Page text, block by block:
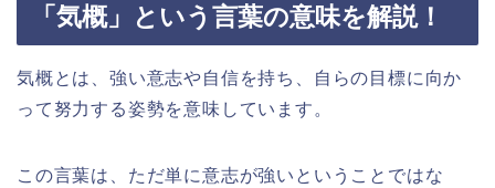
「気概」という言葉の意味を解説！
気概とは、強い意志や自信を持ち、自らの目標に向か
って努力する姿勢を意味しています。
この言葉は、ただ単に意志が強いということではな